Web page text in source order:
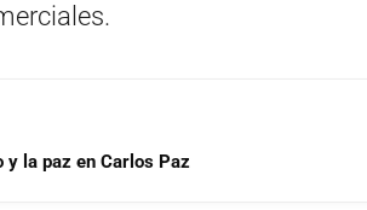
y la paz en Carlos Paz